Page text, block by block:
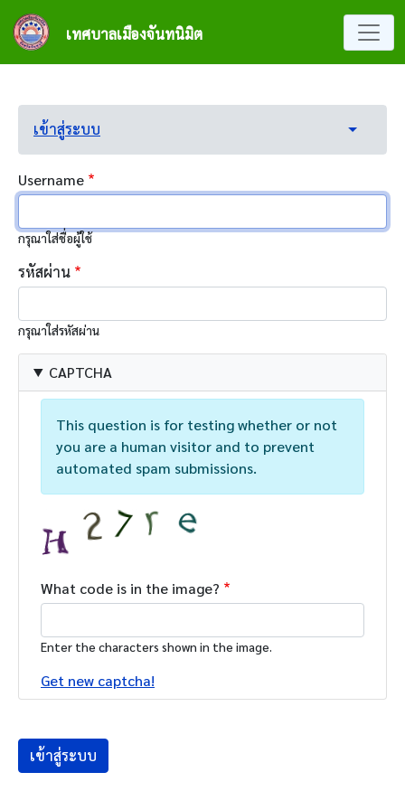
ข้ามไปยังเนื้อหาหลัก
เทศบาลเมืองจันทนิมิต
Primary tabs
เข้าสู่ระบบ
(แท็บปัจจุบัน) Toggle
Username
กรุณาใส่ชื่อผู้ใช้
รหัสผ่าน
กรุณาใส่รหัสผ่าน
CAPTCHA
This question is for testing whether or not
you are a human visitor and to prevent
automated spam submissions.
What code is in the image?
Enter the characters shown in the image.
Get new captcha!